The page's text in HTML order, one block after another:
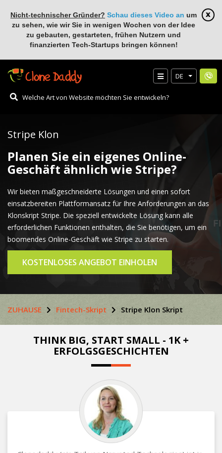
Nicht-technischer Gründer? Schau dieses Video an um
zu sehen, wie wir Sie in wenigen Wochen von der Idee
zu gebauten, gestarteten, frühen Nutzern und
finanzierten Tech-Startups bringen können!
DE
Stripe Klon
Planen Sie ein eigenes Online-
Geschäft ähnlich wie Stripe?
Wir bieten maßgeschneiderte Lösungen und einen sofort
einsatzbereiten Plattformansatz für Ihre Anforderungen an das
Klonskript Stripe. Die speziell entwickelte Lösung kann alle
erforderlichen Funktionen enthalten, die Sie benötigen, um ein
boomendes Online-Geschäft wie Stripe zu starten.
KOSTENLOSES ANGEBOT EINHOLEN
ZUHAUSE Fintech-Skript Stripe Klon Skript
THINK BIG, START SMALL - 1K +
ERFOLGSGESCHICHTEN